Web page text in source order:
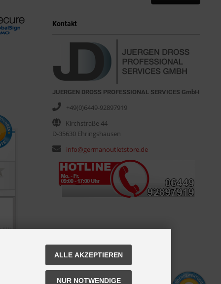
Kontakt
JUERGEN DROSS PROFESSIONAL SERVICES GmbH
+49(0)6449-92897919
Kirchstraße 44
D-35630 Ehringshausen
info@germanoutletstore.de
ALLE AKZEPTIEREN
NUR NOTWENDIGE